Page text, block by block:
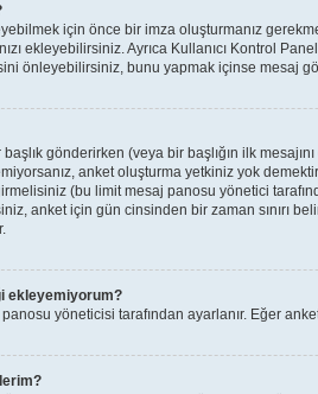
için önce bir imza oluşturmanız
ekleyebilirsiniz. Ayrıca Kullanıcı Kontrol
önleyebilirsiniz, bunu yapmak içinse mesaj
gönderirken (veya bir başlığın ilk
anket oluşturma yetkiniz yok
(bu limit mesaj panosu yönetici
anket için gün cinsinden bir zaman sınırı
ekleyemiyorum?
yöneticisi tarafından ayarlanır. Eğer